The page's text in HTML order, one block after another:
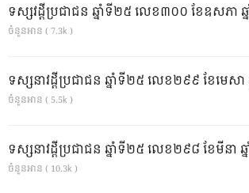
ទស្សវដ្តីប្រជាជន ឆ្នាំទី២៥ លេខ៣០០ ខែឧសភា
ចំនួនអាន ( 7.3k )
ទស្សនាវដ្ដីប្រជាជន ឆ្នាំទី២៥ លេខ២៩៩ ខែមេសា
ចំនួនអាន ( 5.5k )
ទស្សនាវដ្ដីប្រជាជន ឆ្នាំទី២៥ លេខ២៩៨ ខែមីនា
ចំនួនអាន ( 10.3k )